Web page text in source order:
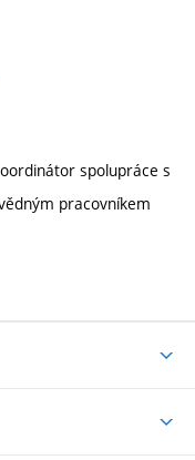
spolupráce s
pracovníkem